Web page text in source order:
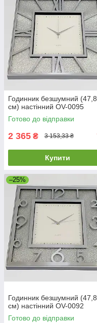
Годинник безшумний (47,8
см) настінний OV-0095
Готово до відправки
2 365 ₴ 3 153,33 ₴
Купити
–25%
Годинник безшумний (47,8
см) настінний OV-0092
Готово до відправки